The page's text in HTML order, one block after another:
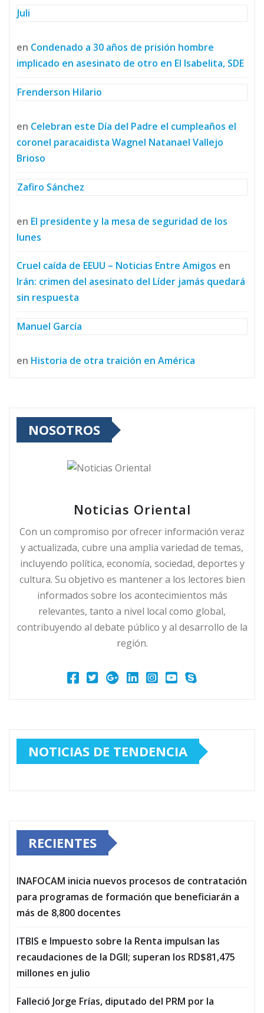
Juli
en Condenado a 30 años de prisión hombre
implicado en asesinato de otro en El Isabelita, SDE
Frenderson Hilario
en Celebran este Día del Padre el cumpleaños el
coronel paracaidista Wagnel Natanael Vallejo
Brioso
Zafiro Sánchez
en El presidente y la mesa de seguridad de los
lunes
Cruel caída de EEUU – Noticias Entre Amigos en
Irán: crimen del asesinato del Líder jamás quedará
sin respuesta
Manuel García
en Historia de otra traición en América
NOSOTROS
Noticias Oriental
Con un compromiso por ofrecer información veraz
y actualizada, cubre una amplia variedad de temas,
incluyendo política, economía, sociedad, deportes y
cultura. Su objetivo es mantener a los lectores bien
informados sobre los acontecimientos más
relevantes, tanto a nivel local como global,
contribuyendo al debate público y al desarrollo de la
región.
NOTICIAS DE TENDENCIA
RECIENTES
INAFOCAM inicia nuevos procesos de contratación
para programas de formación que beneficiarán a
más de 8,800 docentes
ITBIS e Impuesto sobre la Renta impulsan las
recaudaciones de la DGII; superan los RD$81,475
millones en julio
Falleció Jorge Frías, diputado del PRM por la